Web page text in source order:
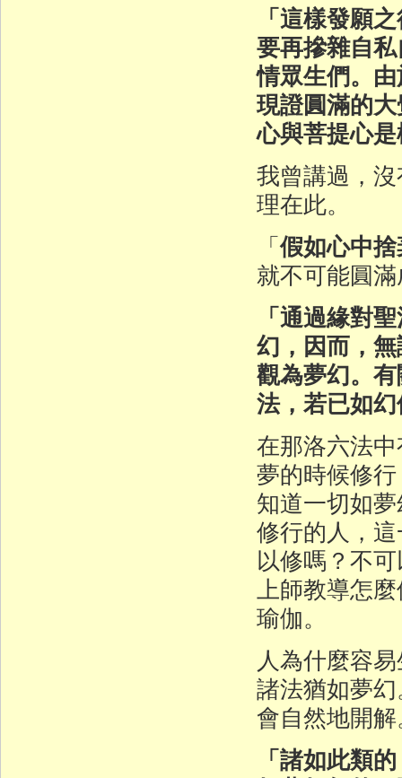
「這樣發願
要再摻雜自
情眾生們。
現證圓滿的
心與菩提心
我曾講過，
理在此。
「假如心中
就不可能圓
「通過緣對
幻，因而，
觀為夢幻。
法，若已如
在那洛六法
夢的時候修
知道一切如
修行的人，
以修嗎？不
上師教導怎
瑜伽。
人為什麼容
諸法猶如夢
會自然地開
「諸如此類